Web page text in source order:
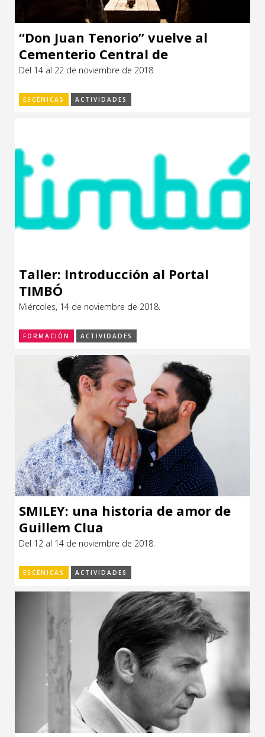
“Don Juan Tenorio” vuelve al
Cementerio Central de
Montevideo
Del 14 al 22 de noviembre de 2018.
ESCÉNICAS ACTIVIDADES
Taller: Introducción al Portal
TIMBÓ
Miércoles, 14 de noviembre de 2018.
FORMACIÓN ACTIVIDADES
SMILEY: una historia de amor de
Guillem Clua
Del 12 al 14 de noviembre de 2018.
ESCÉNICAS ACTIVIDADES